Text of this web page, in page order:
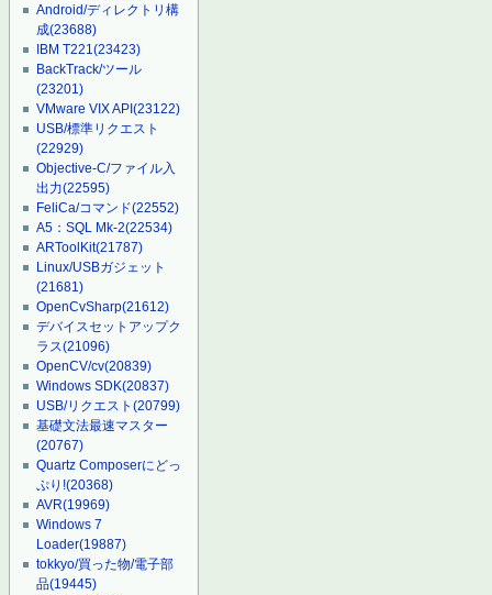
Android/ディレクトリ構
成(23688)
IBM T221(23423)
BackTrack/ツール
(23201)
VMware VIX API(23122)
USB/標準リクエスト
(22929)
Objective-C/ファイル入
出力(22595)
FeliCa/コマンド(22552)
A5：SQL Mk-2(22534)
ARToolKit(21787)
Linux/USBガジェット
(21681)
OpenCvSharp(21612)
デバイスセットアップク
ラス(21096)
OpenCV/cv(20839)
Windows SDK(20837)
USB/リクエスト(20799)
基礎文法最速マスター
(20767)
Quartz Composerにどっ
ぷり!(20368)
AVR(19969)
Windows 7
Loader(19887)
tokkyo/買った物/電子部
品(19445)